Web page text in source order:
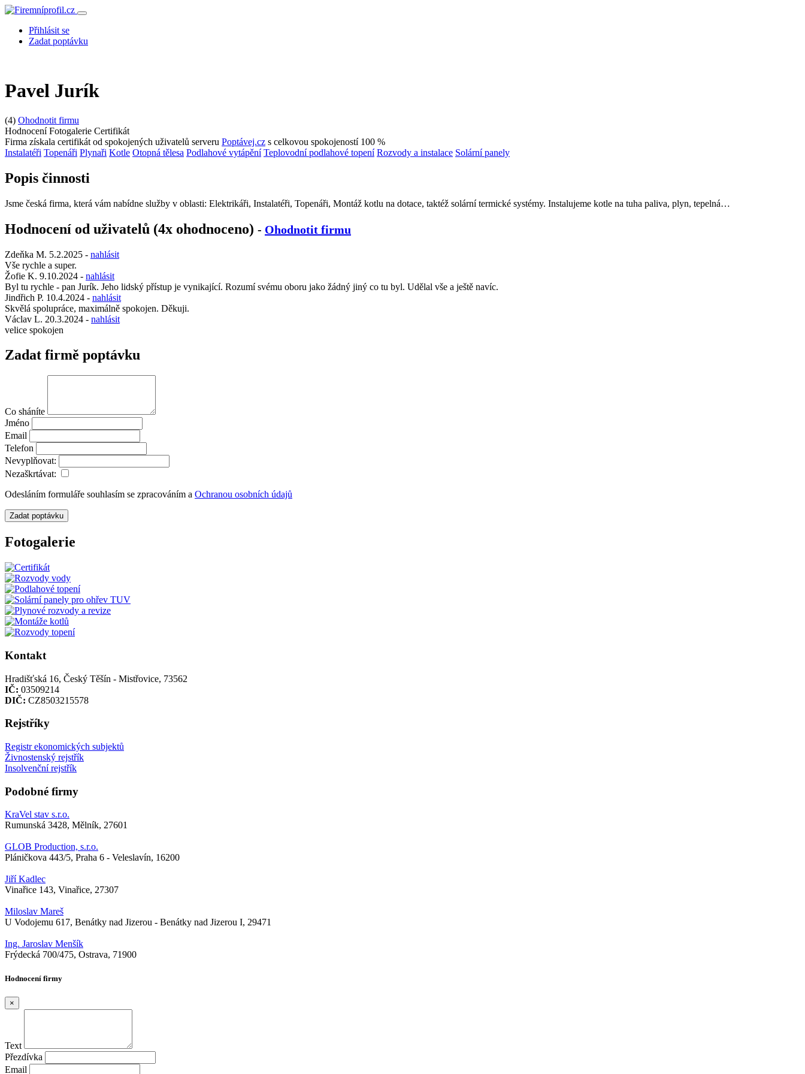
Přihlásit se
Zadat poptávku
Pavel Jurík
(4) Ohodnotit firmu
Hodnocení Fotogalerie Certifikát
Firma získala certifikát od spokojených uživatelů serveru Poptávej.cz s celkovou spokojeností 100 %
Instalatéři Topenáři Plynaři Kotle Otopná tělesa Podlahové vytápění Teplovodní podlahové topení Rozvody a instalace Solární panely
Popis činnosti
Jsme česká firma, která vám nabídne služby v oblasti: Elektrikáři, Instalatéři, Topenáři, Montáž kotlu na dotace, taktéž solární termické systémy. Instalujeme kotle na tuha paliva, plyn, tepelná…
Hodnocení od uživatelů (4x ohodnoceno) - Ohodnotit firmu
Zdeňka M. 5.2.2025 - nahlásit
Vše rychle a super.
Žofie K. 9.10.2024 - nahlásit
Byl tu rychle - pan Jurík. Jeho lidský přístup je vynikající. Rozumí svému oboru jako žádný jiný co tu byl. Udělal vše a ještě navíc.
Jindřich P. 10.4.2024 - nahlásit
Skvělá spolupráce, maximálně spokojen. Děkuji.
Václav L. 20.3.2024 - nahlásit
velice spokojen
Zadat firmě poptávku
Co sháníte
Jméno
Email
Telefon
Nevyplňovat:
Nezaškrtávat:
Odesláním formuláře souhlasím se zpracováním a Ochranou osobních údajů
Zadat poptávku
Fotogalerie
Kontakt
Hradišťská 16, Český Těšín - Mistřovice, 73562
IČ: 03509214
DIČ: CZ8503215578
Rejstříky
Registr ekonomických subjektů
Živnostenský rejstřík
Insolvenční rejstřík
Podobné firmy
KraVel stav s.r.o.
Rumunská 3428, Mělník, 27601
GLOB Production, s.r.o.
Pláničkova 443/5, Praha 6 - Veleslavín, 16200
Jiří Kadlec
Vinařice 143, Vinařice, 27307
Miloslav Mareš
U Vodojemu 617, Benátky nad Jizerou - Benátky nad Jizerou I, 29471
Ing. Jaroslav Menšík
Frýdecká 700/475, Ostrava, 71900
Hodnocení firmy
×
Text
Přezdívka
Email